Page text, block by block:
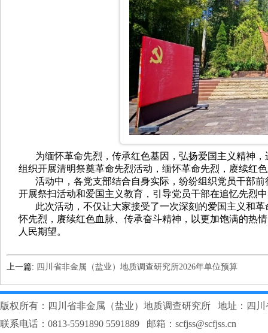
为缅怀革命先烈，传承红色基因，弘扬爱国主义精神，
组织开展清明祭奠革命先烈活动，缅怀革命先烈，赓续红
活动中，各党支部结合自身实际，纷纷组织党员干部前
开展祭扫活动和爱国主义教育，引导党员干部在追忆先烈
此次活动，不仅让大家接受了一次深刻的爱国主义和革
怀先烈，赓续红色血脉、传承奋斗精神，以更加饱满的热
人民期望。
上一篇: 四川省非金属（盐业）地质调查研究所2026年单位预算
版权所有：四川省非金属（盐业）地质调查研究所 地址：四
联系电话：0813-5591890 5591889 邮箱：scfjss@scfjss.cn